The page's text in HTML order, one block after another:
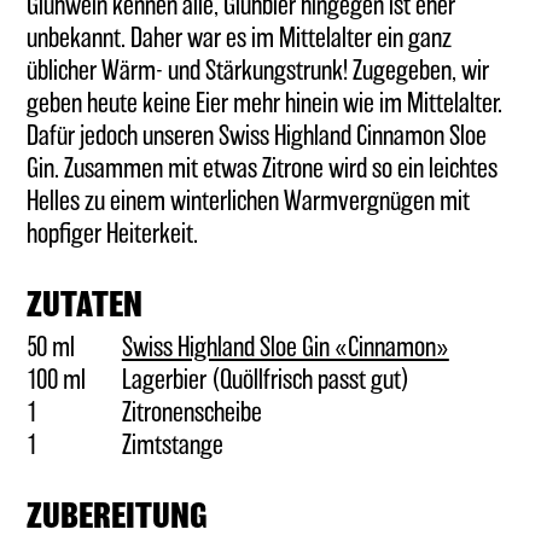
Glühwein kennen alle, Glühbier hingegen ist eher
unbekannt. Daher war es im Mittelalter ein ganz
üblicher Wärm- und Stärkungstrunk! Zugegeben, wir
geben heute keine Eier mehr hinein wie im Mittelalter.
Dafür jedoch unseren Swiss Highland Cinnamon Sloe
Gin. Zusammen mit etwas Zitrone wird so ein leichtes
Helles zu einem winterlichen Warmvergnügen mit
hopfiger Heiterkeit.
ZUTATEN
50 ml
Swiss Highland Sloe Gin «Cinnamon»
100 ml
Lagerbier (Quöllfrisch passt gut)
1
Zitronenscheibe
1
Zimtstange
ZUBEREITUNG
GUTSCHEINE
(BAR-) ZUBEHÖR